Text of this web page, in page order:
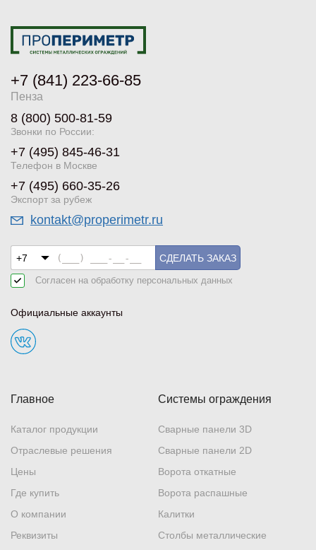
Главное
Каталог продукции
Отраслевые решения
Цены
Где купить
О компании
Реквизиты
Системы ограждения
Сварные панели 3D
Сварные панели 2D
Ворота откатные
Ворота распашные
Калитки
Столбы металлические
+7 (841) 223-66-85
Пенза
8 (800) 500-81-59
Звонки по России:
+7 (495) 845-46-31
Телефон в Москве
+7 (495) 660-35-26
Экспорт за рубеж
kontakt@properimetr.ru
СДЕЛАТЬ ЗАКАЗ
Согласен на обработку персональных данных
Официальные аккаунты